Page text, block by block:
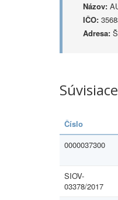
Názov:
IČO:
Adresa:
Číslo
0000037300
SIOV-
03378/2017